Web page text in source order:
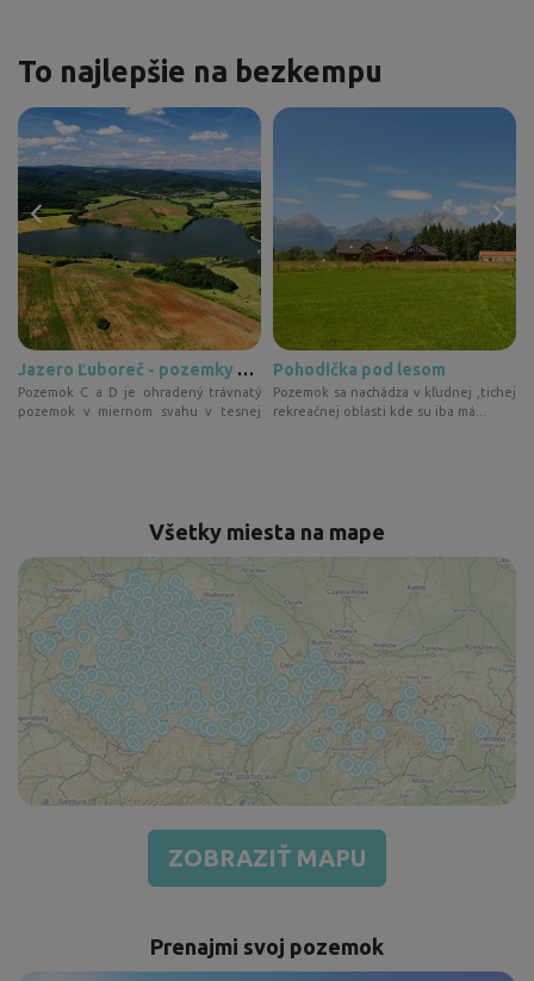
To najlepšie na bezkempu
Jazero Ľuboreč - pozemky pri vode "D"
Pozemok C a D je ohradený trávnatý
pozemok v miernom svahu v tesnej
Pohodička pod lesom
Pozemok sa nachádza v kľudnej ,tichej
rekreačnej oblasti kde su iba má...
Všetky miesta na mape
ZOBRAZIŤ MAPU
Prenajmi svoj pozemok